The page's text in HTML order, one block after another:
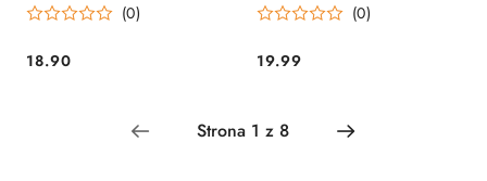
(0)
Cena:
18.90
(0)
Cena:
19.99